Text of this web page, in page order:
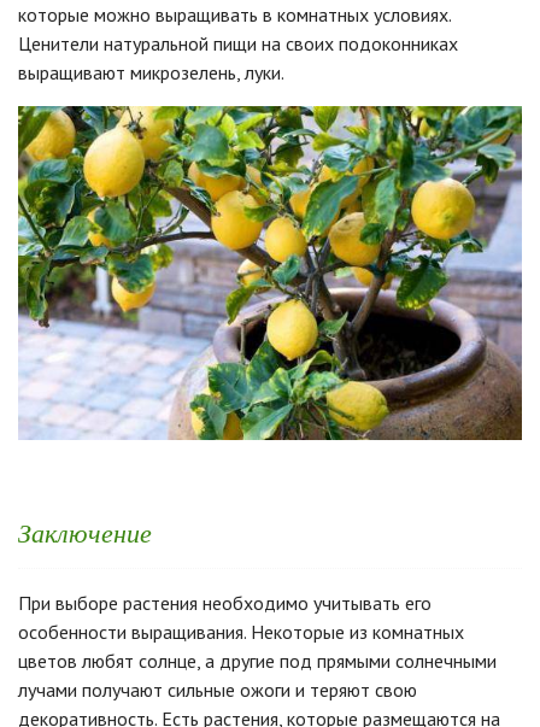
которые можно выращивать в комнатных условиях.
Ценители натуральной пищи на своих подоконниках
выращивают микрозелень, луки.
Заключение
При выборе растения необходимо учитывать его
особенности выращивания. Некоторые из комнатных
цветов любят солнце, а другие под прямыми солнечными
лучами получают сильные ожоги и теряют свою
декоративность. Есть растения, которые размещаются на